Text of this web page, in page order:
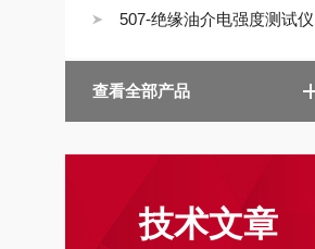
507-绝缘油介电强度测试仪
查看全部产品
技术文章